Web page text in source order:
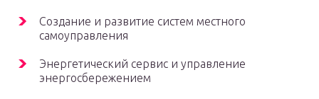
Создание и развитие систем местного
самоуправления
Энергетический сервис и управление
энергосбережением